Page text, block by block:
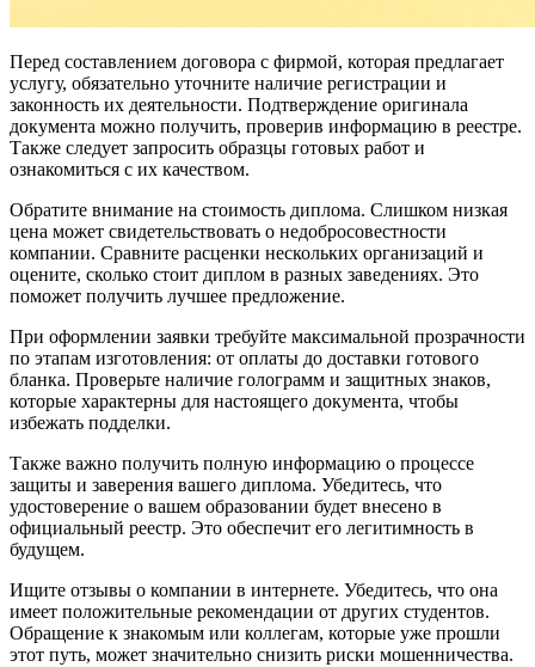
Перед составлением договора с фирмой, которая предлагает
услугу, обязательно уточните наличие регистрации и
законность их деятельности. Подтверждение оригинала
документа можно получить, проверив информацию в реестре.
Также следует запросить образцы готовых работ и
ознакомиться с их качеством.
Обратите внимание на стоимость диплома. Слишком низкая
цена может свидетельствовать о недобросовестности
компании. Сравните расценки нескольких организаций и
оцените, сколько стоит диплом в разных заведениях. Это
поможет получить лучшее предложение.
При оформлении заявки требуйте максимальной прозрачности
по этапам изготовления: от оплаты до доставки готового
бланка. Проверьте наличие голограмм и защитных знаков,
которые характерны для настоящего документа, чтобы
избежать подделки.
Также важно получить полную информацию о процессе
защиты и заверения вашего диплома. Убедитесь, что
удостоверение о вашем образовании будет внесено в
официальный реестр. Это обеспечит его легитимность в
будущем.
Ищите отзывы о компании в интернете. Убедитесь, что она
имеет положительные рекомендации от других студентов.
Обращение к знакомым или коллегам, которые уже прошли
этот путь, может значительно снизить риски мошенничества.